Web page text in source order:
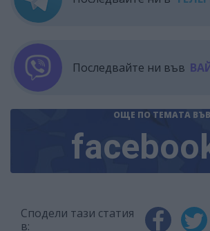
Последвайте ни във
ОЩЕ ПО ТЕМАТА ВЪВ
Сподели тази статия
в: